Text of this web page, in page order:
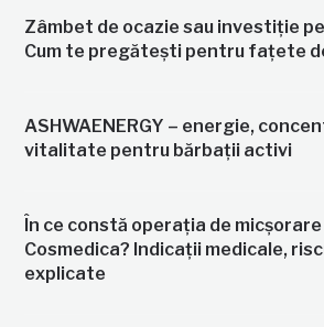
Zâmbet de ocazie sau investiție
Cum te pregătești pentru fațete
ASHWAENERGY – energie,
vitalitate pentru bărbații activi
În ce constă operația de micșorare
Cosmedica? Indicații medicale,
explicate